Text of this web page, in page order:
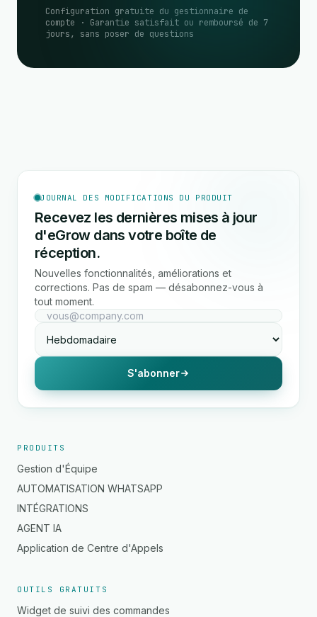
Configuration gratuite du gestionnaire de
compte · Garantie satisfait ou remboursé de 7
jours, sans poser de questions
JOURNAL DES MODIFICATIONS DU PRODUIT
Recevez les dernières mises à jour
d'eGrow dans votre boîte de
réception.
Nouvelles fonctionnalités, améliorations et
corrections. Pas de spam — désabonnez-vous à
tout moment.
S'abonner
PRODUITS
Gestion d'Équipe
AUTOMATISATION WHATSAPP
INTÉGRATIONS
AGENT IA
Application de Centre d'Appels
OUTILS GRATUITS
Widget de suivi des commandes